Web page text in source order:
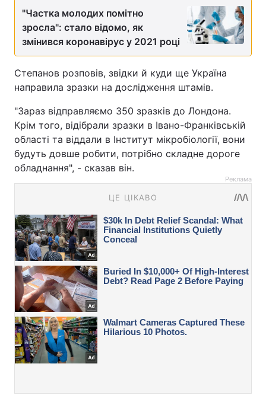
"Частка молодих помітно
зросла": стало відомо, як
змінився коронавірус у 2021 році
Степанов розповів, звідки й куди ще Україна
направила зразки на дослідження штамів.
"Зараз відправляємо 350 зразків до Лондона.
Крім того, відібрали зразки в Івано-Франківській
області та віддали в Інститут мікробіології, вони
будуть довше робити, потрібно складне дороге
обладнання", - сказав він.
Реклама